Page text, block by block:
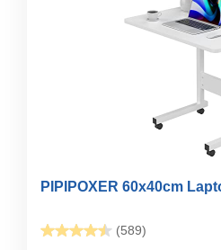
PIPIPOXER 60x40cm
(589)